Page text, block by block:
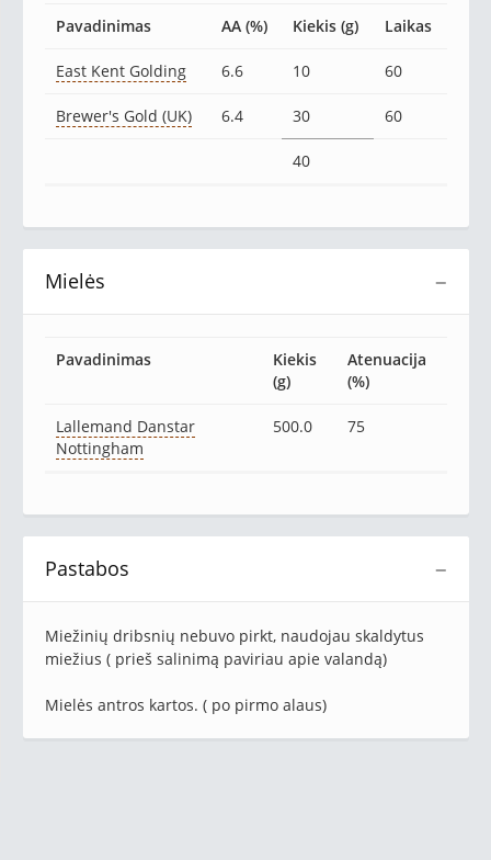
Pavadinimas AA (%) Kiekis (g) Laikas
East Kent Golding 6.6 10 60
Brewer's Gold (UK) 6.4 30 60
40
−
Mielės
Pavadinimas
Kiekis
(g)
Atenuacija
(%)
Lallemand Danstar
Nottingham
500.0 75
−
Pastabos
Miežinių dribsnių nebuvo pirkt, naudojau skaldytus
miežius ( prieš salinimą paviriau apie valandą)
Mielės antros kartos. ( po pirmo alaus)